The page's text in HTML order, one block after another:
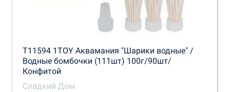
Т11594 1TOY Аквамания "Шарики водные" /
Водные бомбочки (111шт) 100г/90шт/
Конфитой
Сладкий Дом